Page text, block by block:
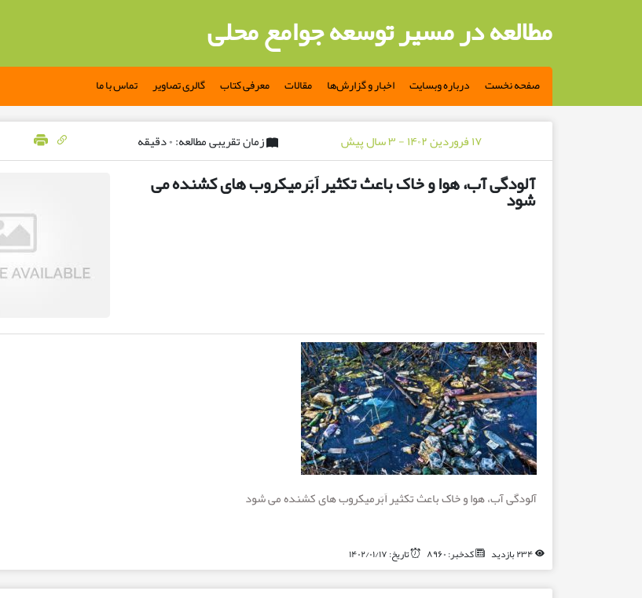
مطالعه در مسیر توسعه جوامع محلی
صفحه نخست درباره وبسایت اخبار و گزارش‌ها مقالات معرفی کتاب گالری تصاویر تماس با ما
۱۷ فروردین ۱۴۰۲ - ۳ سال پیش زمان تقریبی مطالعه: ۰ دقیقه
آلودگی آب، هوا و خاک باعث تکثیر اَبَرمیکروب های کشنده می
شود
آلودگی آب، هوا و خاک باعث تکثیر اَبَرمیکروب های کشنده می شود
کدخبر: ۸۹۶۰ تاریخ: ۱۴۰۲/۰۱/۱۷